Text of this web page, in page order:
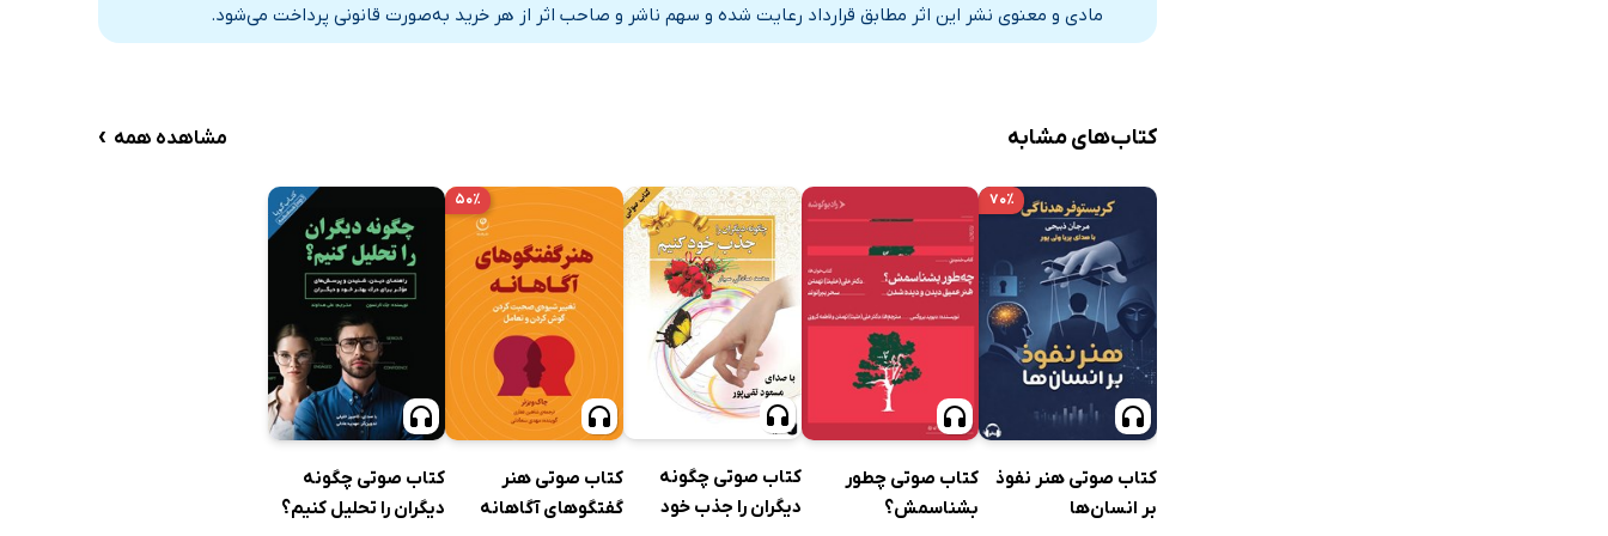
مادی و معنوی نشر این اثر مطابق قرارداد رعایت شده و سهم ناشر و صاحب اثر از هر خرید به‌صورت قانونی پرداخت می‌شود.
کتاب‌های مشابه مشاهده همه ›
۷۰٪
کتاب صوتی هنر نفوذ
بر انسان‌ها
کتاب صوتی چطور
بشناسمش؟
کتاب صوتی چگونه
دیگران را جذب خود
۵۰٪
کتاب صوتی هنر
گفتگوهای آگاهانه
کتاب صوتی چگونه
دیگران را تحلیل کنیم؟